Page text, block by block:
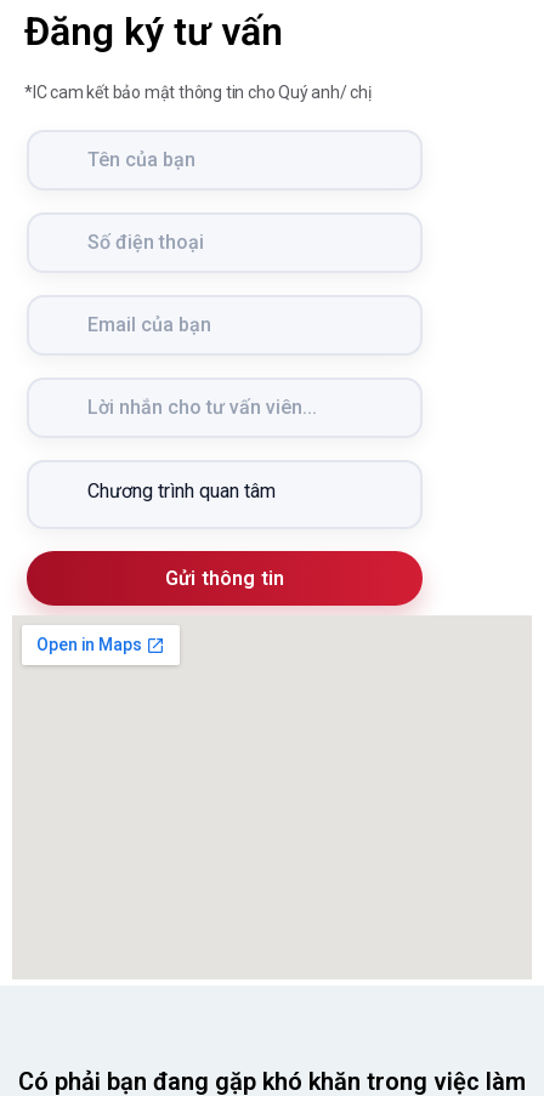
Đăng ký tư vấn
*IC cam kết bảo mật thông tin cho Quý anh/ chị
Gửi thông tin
Có phải bạn đang gặp khó khăn trong việc làm